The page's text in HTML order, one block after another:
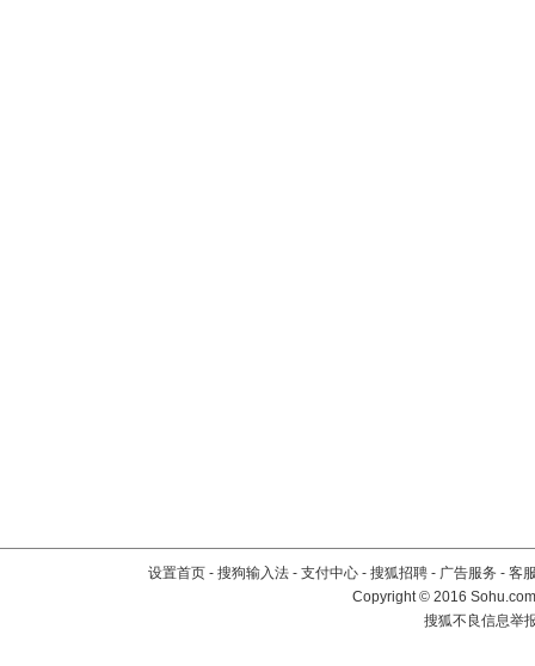
设置首页 - 搜狗输入法 - 支付中心 - 搜狐招聘 - 广告服务 - 客
Copyright©2016
搜狐不良信息举